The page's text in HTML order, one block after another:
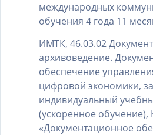
международных
обучения 4 года 11
ИМТК, 46.03.02
архивоведение.
обеспечение
цифровой экономики,
индивидуальный
(ускоренное обучение),
«Документационное